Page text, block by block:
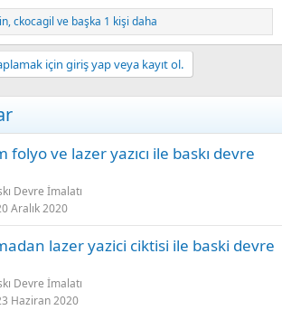
,ckocagil ve başka 1 kişi daha
için giriş yap veya kayıt ol.
ve lazer yazıcı ile baskı devre
Devre İmalatı
Aralık 2020
lazer yazici ciktisi ile baski devre
Devre İmalatı
Haziran 2020